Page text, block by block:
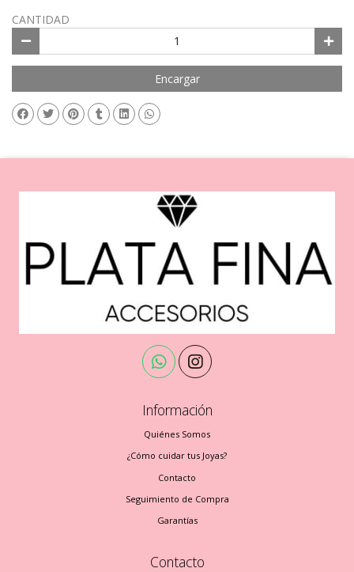
CANTIDAD
Encargar
Información
Quiénes Somos
¿Cómo cuidar tus Joyas?
Contacto
Seguimiento de Compra
Garantías
Contacto